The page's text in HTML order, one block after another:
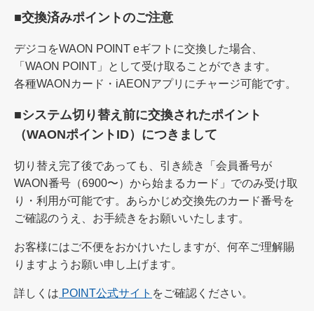
■交換済みポイントのご注意
デジコをWAON POINT eギフトに交換した場合、
「WAON POINT」として受け取ることができます。
各種WAONカード・iAEONアプリにチャージ可能です。
■システム切り替え前に交換されたポイント
（WAONポイントID）につきまして
切り替え完了後であっても、引き続き「会員番号が
WAON番号（6900〜）から始まるカード」でのみ受け取
り・利用が可能です。あらかじめ交換先のカード番号を
ご確認のうえ、お手続きをお願いいたします。
お客様にはご不便をおかけいたしますが、何卒ご理解賜
りますようお願い申し上げます。
詳しくは POINT公式サイト をご確認ください。